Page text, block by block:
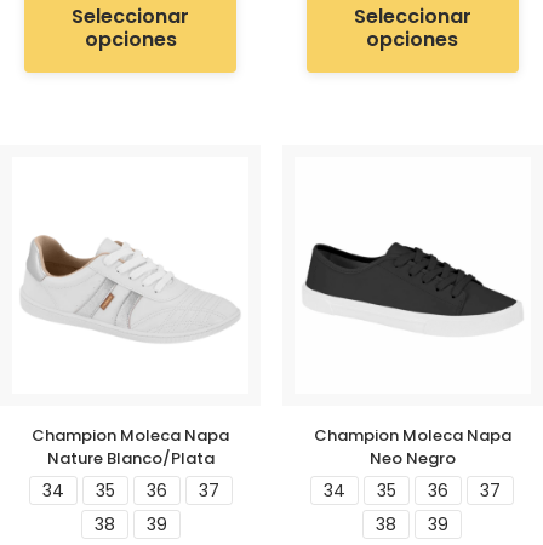
Seleccionar
opciones
Seleccionar
opciones
Champion Moleca Napa
Nature Blanco/Plata
34 35 36
37
38
39
Champion Moleca Napa
Neo Negro
34 35 36
37
38
39